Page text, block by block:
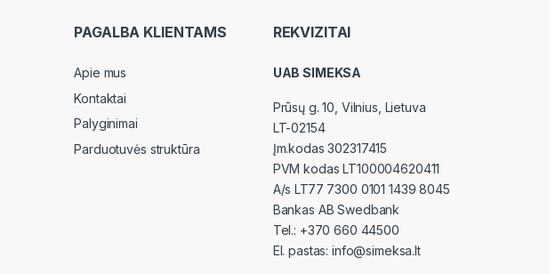
PAGALBA KLIENTAMS
Apie mus
Kontaktai
Palyginimai
Parduotuvės struktūra
REKVIZITAI
UAB SIMEKSA
Prūsų g. 10, Vilnius , Lietuva
LT-02154
Įm.kodas 302317415
PVM kodas LT100004620411
A/s LT77 7300 0101 1439 8045
Bankas AB Swedbank
Tel.: +370 660 44500
El. pastas: info@simeksa.lt